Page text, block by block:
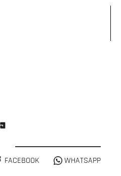
FACEBOOK WHATSAPP